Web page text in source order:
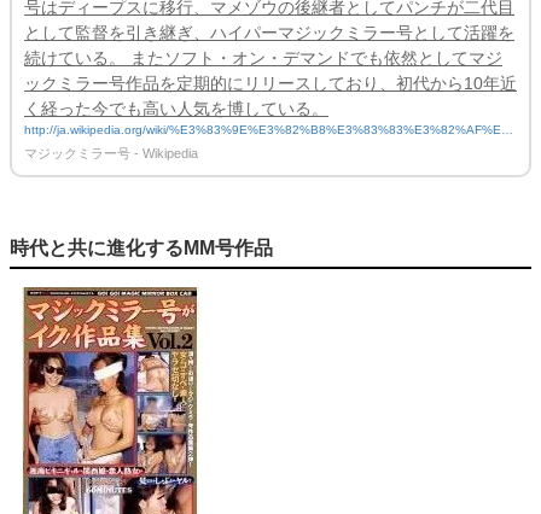
号はディープスに移行、マメゾウの後継者としてパンチが二代目
として監督を引き継ぎ、ハイパーマジックミラー号として活躍を
続けている。 またソフト・オン・デマンドでも依然としてマジ
ックミラー号作品を定期的にリリースしており、初代から10年近
く経った今でも高い人気を博している。
http://ja.wikipedia.org/wiki/%E3%83%9E%E3%82%B8%E3%83%83%E3%82%AF%E
3%83%9F%E3%83%A9%E3%83%BC%E5%8F%B7
マジックミラー号 - Wikipedia
時代と共に進化するMM号作品